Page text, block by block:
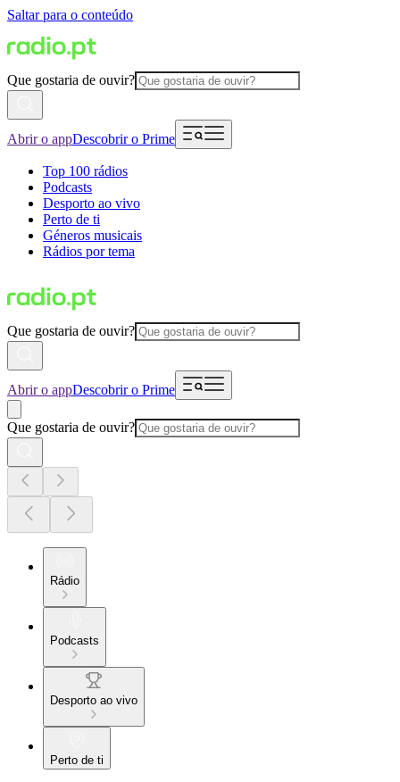
Saltar para o conteúdo
Que gostaria de ouvir?
Abrir o appDescobrir o Prime
Top 100 rádios
Podcasts
Desporto ao vivo
Perto de ti
Géneros musicais
Rádios por tema
Que gostaria de ouvir?
Abrir o appDescobrir o Prime
Que gostaria de ouvir?
Rádio
Podcasts
Desporto ao vivo
Perto de ti